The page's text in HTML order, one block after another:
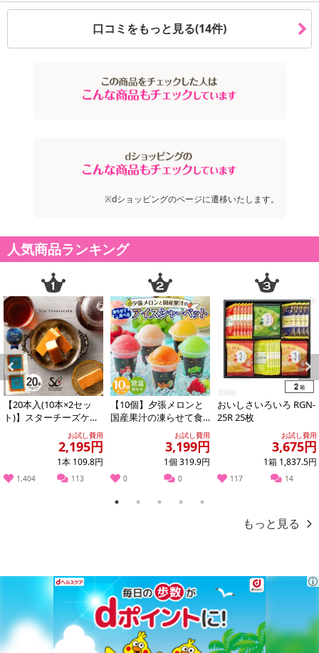
【お支払いについて】
※送料はお試し費用に含まれております。
トの利用となります。
※会員様のご都合でお受取りいただけない場合、商品の再発送や返
金はいたしかねます。
不在票にてご対応ください。
日が異なります。
※dショッピングサンプル百貨店よりお届けする商品は、ご利用いた
だいた後のご感想をいただくことを目的としており、転売等は固く
禁じます。
転売等、目的以外での利用が確認された場合は、サービス利用を停
止させていただきます。
発送日カレンダー
さい）
こちらの情報は 2026-07-09 14:13:35.0
口コミをもっと見る(14件)
※dショッピングのページに遷移いたします。
人気商品ランキング
Previous
【20本入(10本×2セッ
ト)】スターチーズケー
お試し費用
2,195円
1本 109.8円
1,404 113
【10個】夕張メロンと
国産果汁の凍らせて食
べるアイスシャーベッ
ト（5種×各2個）...
お試し費用
3,199円
1個 319.9円
0 0
おいしさいろいろ RGN-
25R 25枚
お試し費用
3,675円
1箱 1,837.5円
117 14
Next
1 2 3 4 5
もっと見る